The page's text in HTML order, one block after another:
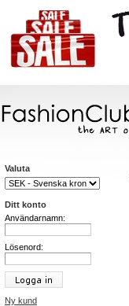
Valuta
Ditt konto
Användarnamn:
Lösenord:
Ny kund